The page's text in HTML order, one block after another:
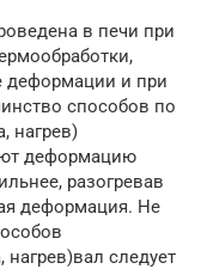
в печи при
деформации и при
способов по
нагрев)
деформацию
разогревав
деформация. Не
следует